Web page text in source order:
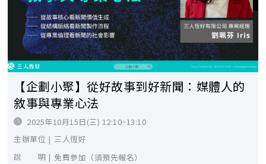
【企劃小聚】從好故事到好新聞：媒體人的
敘事與專業心法
2025年10月15日(三) 12:10~13:10
主辦單位 | 三人恆好
說 明 | 免費參加（須預先報名）